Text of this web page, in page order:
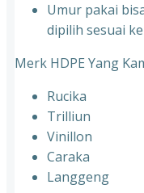
Umur pakai
dipilih sesuai
Merk HDPE Yang
Rucika
Trilliun
Vinillon
Caraka
Langgeng